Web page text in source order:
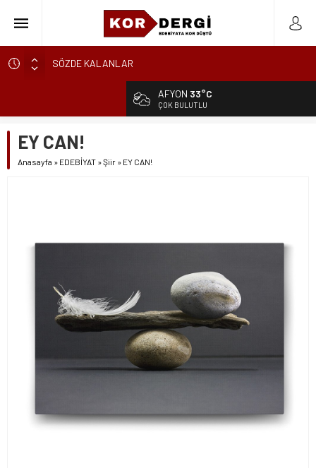
SÖZDE KALANLAR
LEYLA, AŞKIN ÖZNESİDİR
YIKILMAYAN GENÇLİK
BİR İKİNDİ HOMURTUSU
AKLANMAYAN GÜNAHLAR
AFYON 33°C
ÇOK BULUTLU
EY CAN!
Anasayfa » EDEBİYAT »Şiir » EY CAN!